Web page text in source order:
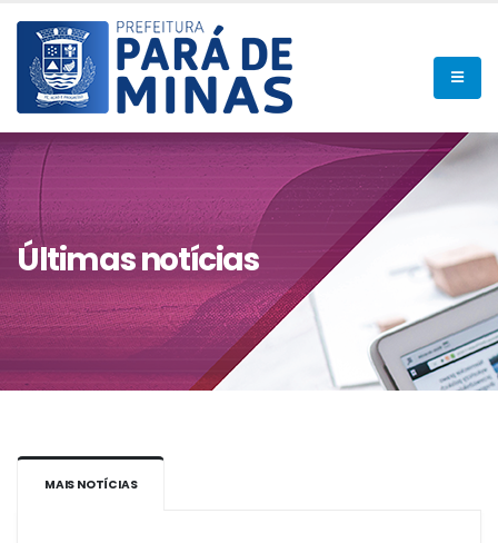
Últimas notícias
MAIS NOTÍCIAS